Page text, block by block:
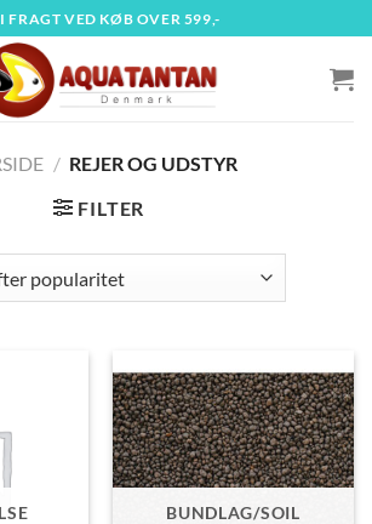
FRAGT VED KØB OVER 599,-
/ REJER OG UDSTYR
FILTER
BUNDLAG/SOIL